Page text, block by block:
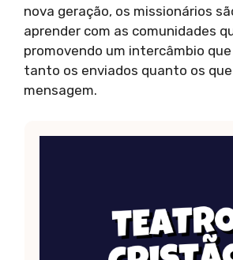
nova geração, os missionários
aprender com as comunidades
promovendo um intercâmbio
tanto os enviados quanto os
mensagem.